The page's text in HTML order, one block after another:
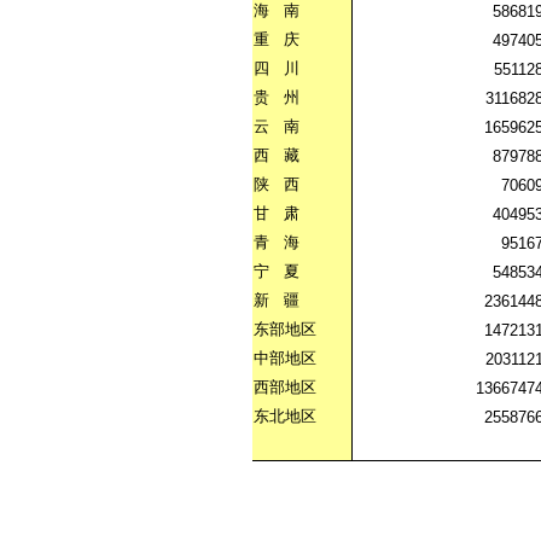
海
南
重
庆
四
川
贵
州
云
南
西
藏
陕
西
甘
肃
青
海
宁
夏
新
疆
东部地区
中部地区
西部地区
东北地区